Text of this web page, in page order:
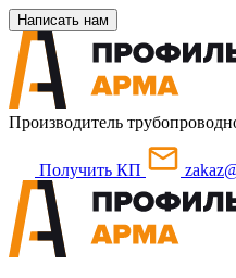
Написать нам
Производитель
Получить КП